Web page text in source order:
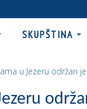
SKUPŠTINA
u Jezeru održan